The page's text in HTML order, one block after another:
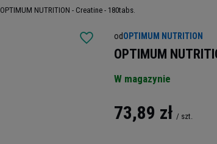
OPTIMUM NUTRITION - Creatine - 180tabs.
odOPTIMUM NUTRITION
OPTIMUM
W magazynie
73,89 zł / szt.